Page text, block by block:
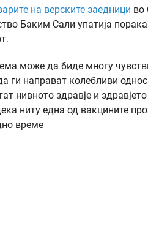
на верските заедници во
Баким Сали упатија
може да биде многу
ги направат колебливи
нивното здравје и
ниту една од вакцините
време